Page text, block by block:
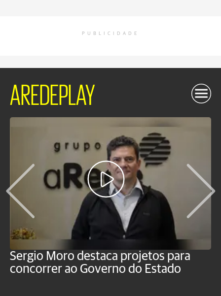
PUBLICIDADE
AREDEPLAY
Sergio Moro destaca projetos para
concorrer ao Governo do Estado